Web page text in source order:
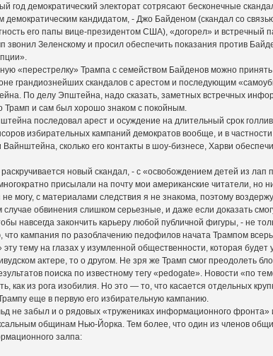
год демократический электорат сотрясают бесконечные
демократическим кандидатом, - Джо Байденом (скандал со
его папы вице-президентом США), «догорел» и встречный
звонил Зеленскому и просил обеспечить показания против
«перестрелку» Трампа с семейством Байденов можно принять
грандиознейших скандалов с арестом и последующим
По делу Эпштейна, надо сказать, заметных встречных
Трамп и сам был хорошо знаком с покойным.
последовал арест и осуждение на длительный срок
избирательных кампаний демократов вообще, и в
Вайнштейна, сколько его контакты в шоу-бизнесе, Харви
новый скандал, - с «освобождением детей из
присылали на почту мои американские читатели, но
могу, с материалами следствия я не знакома, поэтому
обвинения слишком серьезные, и даже если доказать
навсегда закончить карьеру любой публичной фигуры, - не
что кампания по разоблачению педофилов начата Трампом
эту тему на глазах у изумленной общественности, которая
актере, то о другом. Не зря же Трамп смог преодолеть
поиска по известному тегу «pedogate». Новости «по
как из рога изобилия. Но это — то, что касается отдельных
еще в первую его избирательную кампанию.
не забыл и о рядовых «тружениках информационного фронта»
общинам Нью-Йорка. Тем более, что один из членов
залпа: